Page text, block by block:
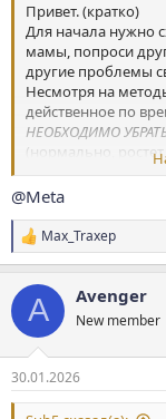
Привет. (кратко)
Для начала нужно
мамы, попроси
другие проблемы
Несмотря на
действенное по
НЕОБХОДИМО
(нормально,
А для начала пока
-держи спину
разные группы
упражнения на
-пей воду литра 2 в
-питайся
мясо)
-делай упражнение
-витамины(все
омега3), таже
-
если др"""шь, то
@Meta
Р
е
к
и
Max_Traxep
A Avenger
New member
30.01.2026